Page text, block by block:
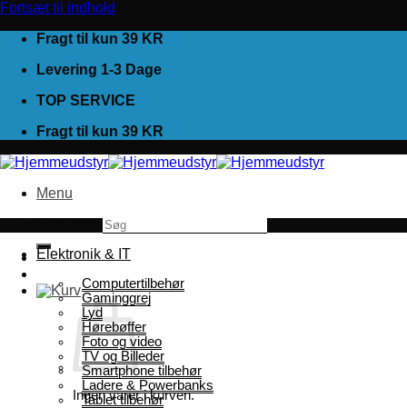
Fortsæt til indhold
Fragt til kun 39 KR
Levering 1-3 Dage
TOP SERVICE
Fragt til kun 39 KR
Menu
Ingen varer i kurven.
Elektronik & IT
Computertilbehør
Gaminggrej
Lyd
Hørebøffer
Foto og video
TV og Billeder
Smartphone tilbehør
Ladere & Powerbanks
Tablet tilbehør